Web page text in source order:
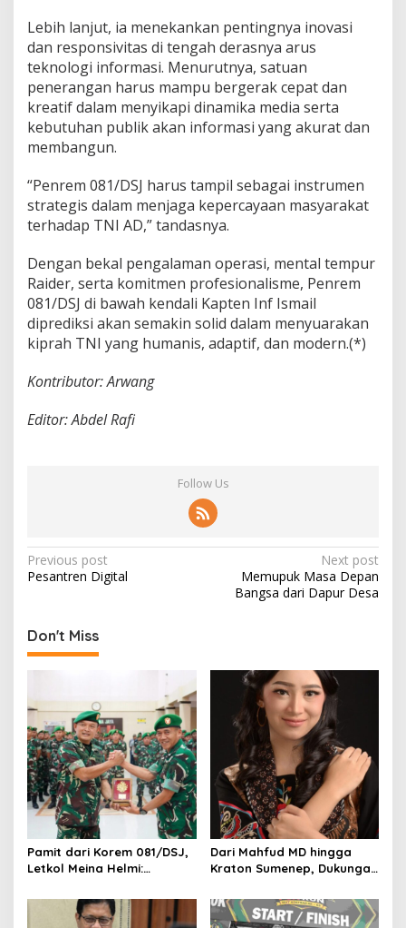
Lebih lanjut, ia menekankan pentingnya inovasi
dan responsivitas di tengah derasnya arus
teknologi informasi. Menurutnya, satuan
penerangan harus mampu bergerak cepat dan
kreatif dalam menyikapi dinamika media serta
kebutuhan publik akan informasi yang akurat dan
membangun.
“Penrem 081/DSJ harus tampil sebagai instrumen
strategis dalam menjaga kepercayaan masyarakat
terhadap TNI AD,” tandasnya.
Dengan bekal pengalaman operasi, mental tempur
Raider, serta komitmen profesionalisme, Penrem
081/DSJ di bawah kendali Kapten Inf Ismail
diprediksi akan semakin solid dalam menyuarakan
kiprah TNI yang humanis, adaptif, dan modern.(*)
Kontributor: Arwang
Editor: Abdel Rafi
Follow Us
P
o
t
n
a
v
i
g
a
t
i
o
n
Previous post
Pesantren Digital
Next post
Memupuk Masa Depan
Bangsa dari Dapur Desa
Don't Miss
Pamit dari Korem 081/DSJ,
Letkol Meina Helmi:
Kunci Keberhasilan Tugas
Dari Mahfud MD hingga
Kraton Sumenep, Dukungan
Indonesia’s Girl 2026 Asal
Jawa Timur